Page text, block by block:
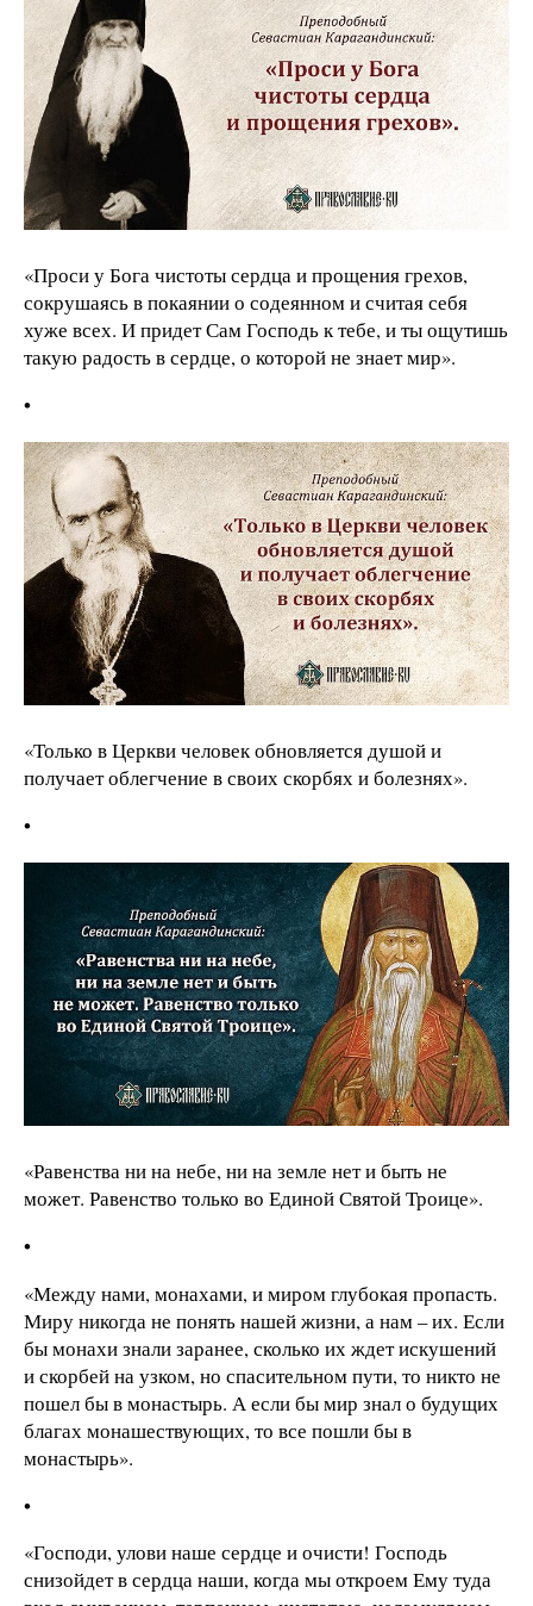
«Проси у Бога чистоты сердца и прощения грехов,
сокрушаясь в покаянии о содеянном и считая себя
хуже всех. И придет Сам Господь к тебе, и ты ощутишь
такую радость в сердце, о которой не знает мир».
•
«Только в Церкви человек обновляется душой и
получает облегчение в своих скорбях и болезнях».
•
«Равенства ни на небе, ни на земле нет и быть не
может. Равенство только во Единой Святой Троице».
•
«Между нами, монахами, и миром глубокая пропасть.
Миру никогда не понять нашей жизни, а нам – их. Если
бы монахи знали заранее, сколько их ждет искушений
и скорбей на узком, но спасительном пути, то никто не
пошел бы в монастырь. А если бы мир знал о будущих
благах монашествующих, то все пошли бы в
монастырь».
•
«Господи, улови наше сердце и очисти! Господь
снизойдет в сердца наши, когда мы откроем Ему туда